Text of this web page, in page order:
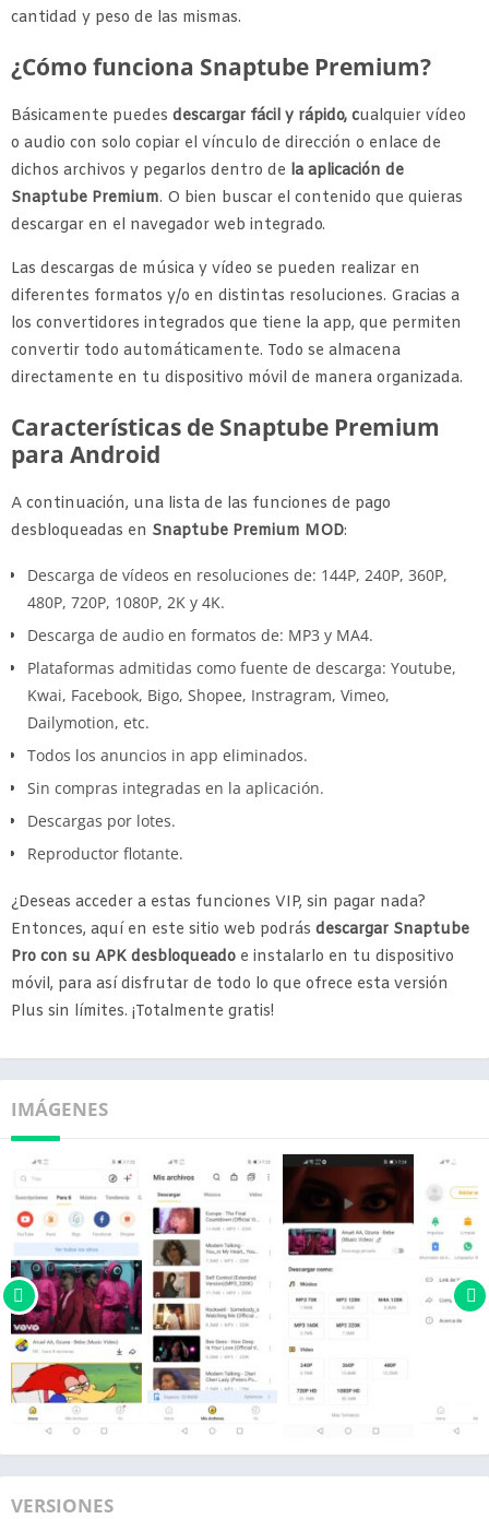
cantidad y peso de las mismas.
¿Cómo funciona Snaptube Premium?
Básicamente puedes descargar fácil y rápido, cualquier vídeo
o audio con solo copiar el vínculo de dirección o enlace de
dichos archivos y pegarlos dentro de la aplicación de
Snaptube Premium. O bien buscar el contenido que quieras
descargar en el navegador web integrado.
Las descargas de música y vídeo se pueden realizar en
diferentes formatos y/o en distintas resoluciones. Gracias a
los convertidores integrados que tiene la app, que permiten
convertir todo automáticamente. Todo se almacena
directamente en tu dispositivo móvil de manera organizada.
Características de Snaptube Premium
para Android
A continuación, una lista de las funciones de pago
desbloqueadas en Snaptube Premium MOD:
Descarga de vídeos en resoluciones de: 144P, 240P, 360P,
480P, 720P, 1080P, 2K y 4K.
Descarga de audio en formatos de: MP3 y MA4.
Plataformas admitidas como fuente de descarga: Youtube,
Kwai, Facebook, Bigo, Shopee, Instragram, Vimeo,
Dailymotion, etc.
Todos los anuncios in app eliminados.
Sin compras integradas en la aplicación.
Descargas por lotes.
Reproductor flotante.
¿Deseas acceder a estas funciones VIP, sin pagar nada?
Entonces, aquí en este sitio web podrás descargar Snaptube
Pro con su APK desbloqueado e instalarlo en tu dispositivo
móvil, para así disfrutar de todo lo que ofrece esta versión
Plus sin límites. ¡Totalmente gratis!
IMÁGENES
VERSIONES